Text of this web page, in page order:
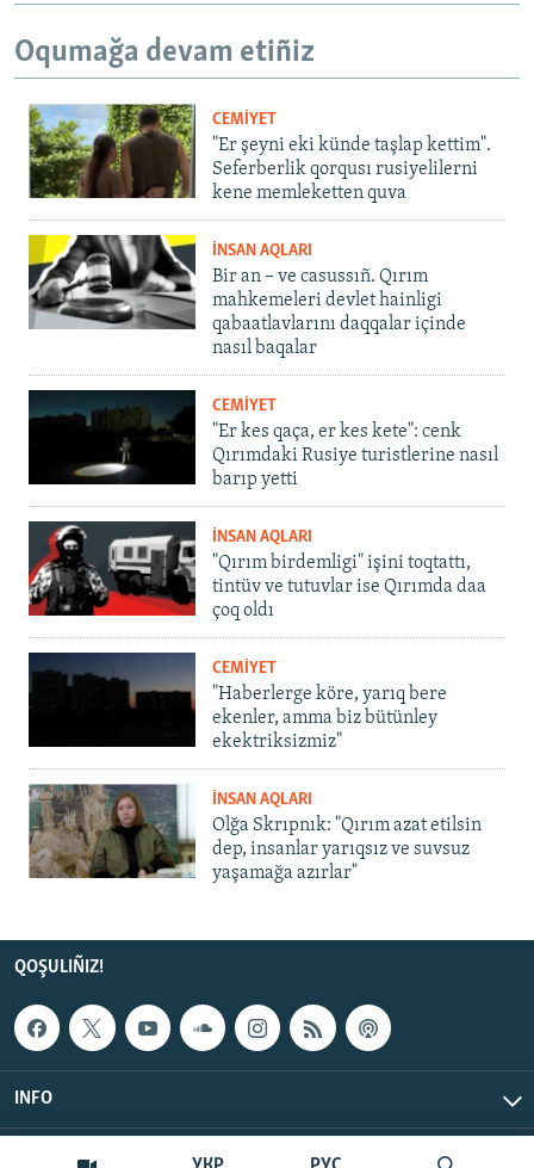
Oqumağa devam etiñiz
CEMİYET
"Er şeyni eki künde taşlap kettim".
Seferberlik qorqusı rusiyelilerni
kene memleketten quva
İNSAN AQLARI
Bir an – ve casussıñ. Qırım
mahkemeleri devlet hainligi
qabaatlavlarını daqqalar içinde
nasıl baqalar
CEMİYET
"Er kes qaça, er kes kete": cenk
Qırımdaki Rusiye turistlerine nasıl
barıp yetti
İNSAN AQLARI
"Qırım birdemligi" işini toqtattı,
tintüv ve tutuvlar ise Qırımda daa
çoq oldı
CEMİYET
"Haberlerge köre, yarıq bere
ekenler, amma biz bütünley
ekektriksizmiz"
İNSAN AQLARI
Olğa Skrıpnık: "Qırım azat etilsin
dep, insanlar yarıqsız ve suvsuz
yaşamağa azırlar"
QOŞULIÑIZ!
INFO
© Qırım.Aqiqat, 2026 | All Rights Reserved.